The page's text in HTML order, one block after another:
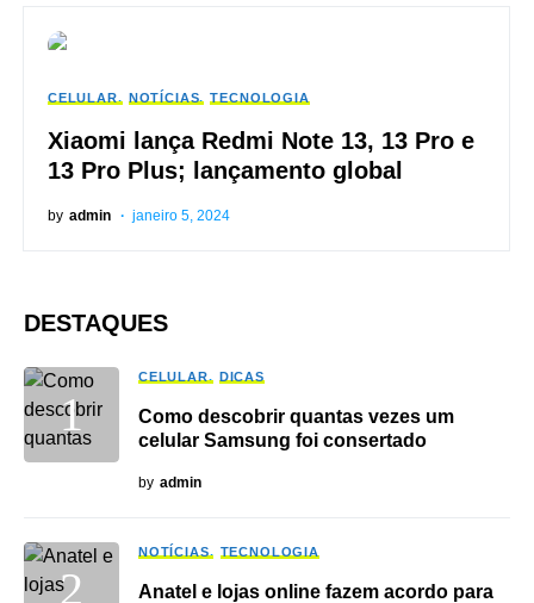
CELULAR NOTÍCIAS TECNOLOGIA
Xiaomi lança Redmi Note 13, 13 Pro e
13 Pro Plus; lançamento global
by admin janeiro 5, 2024
DESTAQUES
CELULAR DICAS
Como descobrir quantas vezes um
celular Samsung foi consertado
by admin
NOTÍCIAS TECNOLOGIA
Anatel e lojas online fazem acordo para